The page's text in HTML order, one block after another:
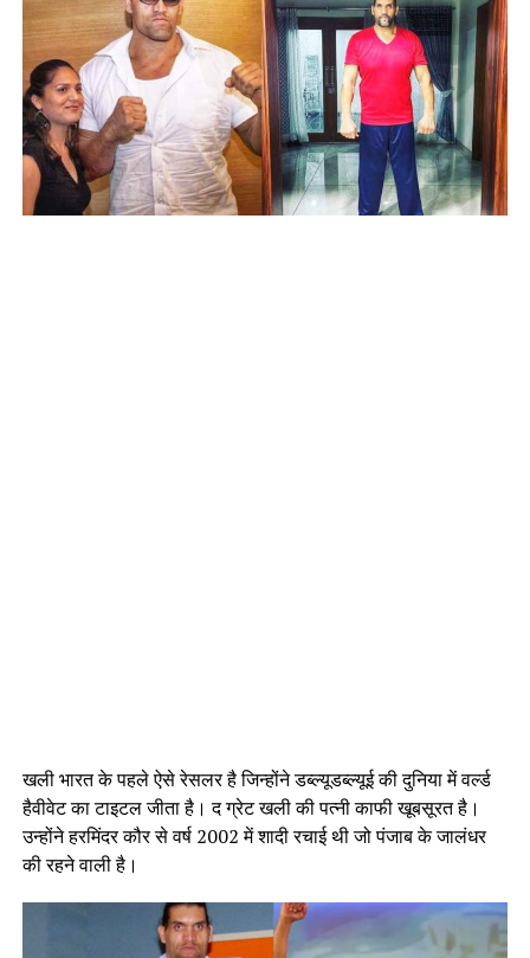
खली भारत के पहले ऐसे रेसलर है जिन्होंने डब्ल्यूडब्ल्यूई की दुनिया में वर्ल्ड
हैवीवेट का टाइटल जीता है। द ग्रेट खली की पत्नी काफी खूबसूरत है।
उन्होंने हरमिंदर कौर से वर्ष 2002 में शादी रचाई थी जो पंजाब के जालंधर
की रहने वाली है।